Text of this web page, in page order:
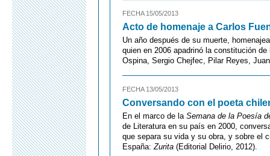
FECHA 15/05/2013
Acto de homenaje a Carlos
Un año después de su muerte,
quien en 2006 apadrinó la constitución
Ospina, Sergio Chejfec, Pilar Reyes,
FECHA 13/05/2013
Conversando con el poeta
En el marco de la Semana de la Poesía
de Literatura en su país en 2000,
que separa su vida y su obra, y sobre el
España:Zurita (Editorial Delirio, 2012).